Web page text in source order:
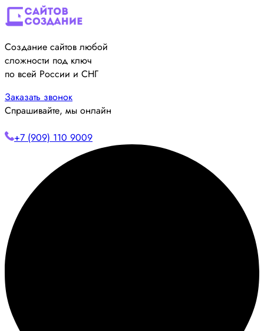
Создание сайтов любой
сложности под ключ
по всей России и СНГ
Заказать звонок
Спрашивайте, мы онлайн
+7 (909) 110 9009